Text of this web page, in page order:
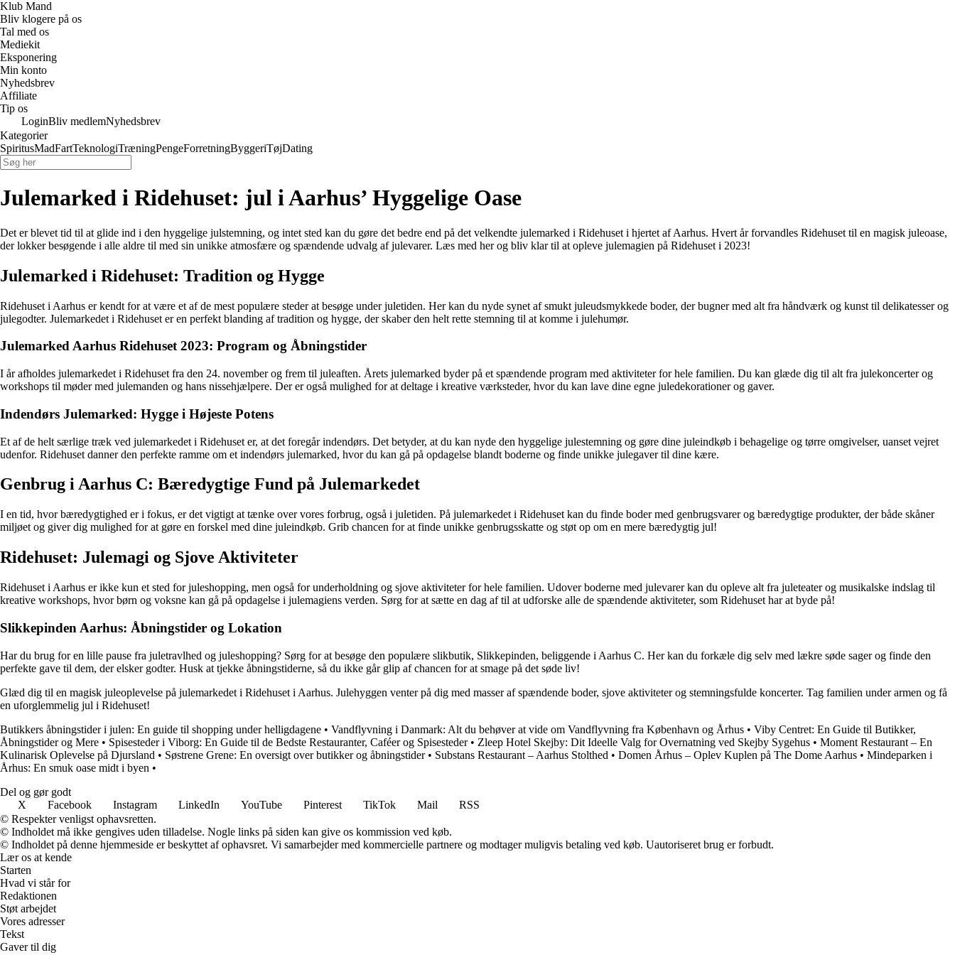
Klub Mand
Bliv klogere på os
Tal med os
Mediekit
Eksponering
Min konto
Nyhedsbrev
Affiliate
Tip os
LoginBliv medlemNyhedsbrev
Kategorier
SpiritusMadFartTeknologiTræningPengeForretningByggeriTøjDating
Julemarked i Ridehuset: jul i Aarhus’ Hyggelige Oase
Det er blevet tid til at glide ind i den hyggelige julstemning, og intet sted kan du gøre det bedre end på det velkendte julemarked i Ridehuset i hjertet af Aarhus. Hvert år forvandles Ridehuset til en magisk juleoase,
der lokker besøgende i alle aldre til med sin unikke atmosfære og spændende udvalg af julevarer. Læs med her og bliv klar til at opleve julemagien på Ridehuset i 2023!
Julemarked i Ridehuset: Tradition og Hygge
Ridehuset i Aarhus er kendt for at være et af de mest populære steder at besøge under juletiden. Her kan du nyde synet af smukt juleudsmykkede boder, der bugner med alt fra håndværk og kunst til delikatesser og
julegodter. Julemarkedet i Ridehuset er en perfekt blanding af tradition og hygge, der skaber den helt rette stemning til at komme i julehumør.
Julemarked Aarhus Ridehuset 2023: Program og Åbningstider
I år afholdes julemarkedet i Ridehuset fra den 24. november og frem til juleaften. Årets julemarked byder på et spændende program med aktiviteter for hele familien. Du kan glæde dig til alt fra julekoncerter og
workshops til møder med julemanden og hans nissehjælpere. Der er også mulighed for at deltage i kreative værksteder, hvor du kan lave dine egne juledekorationer og gaver.
Indendørs Julemarked: Hygge i Højeste Potens
Et af de helt særlige træk ved julemarkedet i Ridehuset er, at det foregår indendørs. Det betyder, at du kan nyde den hyggelige julestemning og gøre dine juleindkøb i behagelige og tørre omgivelser, uanset vejret
udenfor. Ridehuset danner den perfekte ramme om et indendørs julemarked, hvor du kan gå på opdagelse blandt boderne og finde unikke julegaver til dine kære.
Genbrug i Aarhus C: Bæredygtige Fund på Julemarkedet
I en tid, hvor bæredygtighed er i fokus, er det vigtigt at tænke over vores forbrug, også i juletiden. På julemarkedet i Ridehuset kan du finde boder med genbrugsvarer og bæredygtige produkter, der både skåner
miljøet og giver dig mulighed for at gøre en forskel med dine juleindkøb. Grib chancen for at finde unikke genbrugsskatte og støt op om en mere bæredygtig jul!
Ridehuset: Julemagi og Sjove Aktiviteter
Ridehuset i Aarhus er ikke kun et sted for juleshopping, men også for underholdning og sjove aktiviteter for hele familien. Udover boderne med julevarer kan du opleve alt fra juleteater og musikalske indslag til
kreative workshops, hvor børn og voksne kan gå på opdagelse i julemagiens verden. Sørg for at sætte en dag af til at udforske alle de spændende aktiviteter, som Ridehuset har at byde på!
Slikkepinden Aarhus: Åbningstider og Lokation
Har du brug for en lille pause fra juletravlhed og juleshopping? Sørg for at besøge den populære slikbutik, Slikkepinden, beliggende i Aarhus C. Her kan du forkæle dig selv med lækre søde sager og finde den
perfekte gave til dem, der elsker godter. Husk at tjekke åbningstiderne, så du ikke går glip af chancen for at smage på det søde liv!
Glæd dig til en magisk juleoplevelse på julemarkedet i Ridehuset i Aarhus. Julehyggen venter på dig med masser af spændende boder, sjove aktiviteter og stemningsfulde koncerter. Tag familien under armen og få
en uforglemmelig jul i Ridehuset!
Butikkers åbningstider i julen: En guide til shopping under helligdagene • Vandflyvning i Danmark: Alt du behøver at vide om Vandflyvning fra København og Århus • Viby Centret: En Guide til Butikker,
Åbningstider og Mere • Spisesteder i Viborg: En Guide til de Bedste Restauranter, Caféer og Spisesteder• Zleep Hotel Skejby: Dit Ideelle Valg for Overnatning ved Skejby Sygehus • Moment Restaurant – En
Kulinarisk Oplevelse på Djursland • Søstrene Grene: En oversigt over butikker og åbningstider• Substans Restaurant – Aarhus Stolthed • Domen Århus – Oplev Kuplen på The Dome Aarhus • Mindeparken i
Århus: En smuk oase midt i byen •
Del og gør godt
X
Facebook Instagram LinkedIn YouTube Pinterest TikTok Mail
RSS
© Respekter venligst ophavsretten.
© Indholdet må ikke gengives uden tilladelse. Nogle links på siden kan give os kommission ved køb.
© Indholdet på denne hjemmeside er beskyttet af ophavsret. Vi samarbejder med kommercielle partnere og modtager muligvis betaling ved køb. Uautoriseret brug er forbudt.
Lær os at kende
Starten
Hvad vi står for
Redaktionen
Støt arbejdet
Vores adresser
Tekst
Gaver til dig